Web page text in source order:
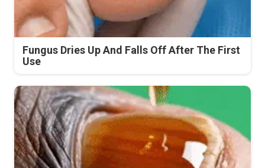
Fungus Dries Up And Falls Off After The First
Use